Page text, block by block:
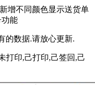
增不同颜色显示送货单
能
的数据.请放心更新.
打印,己打印,己签回,己